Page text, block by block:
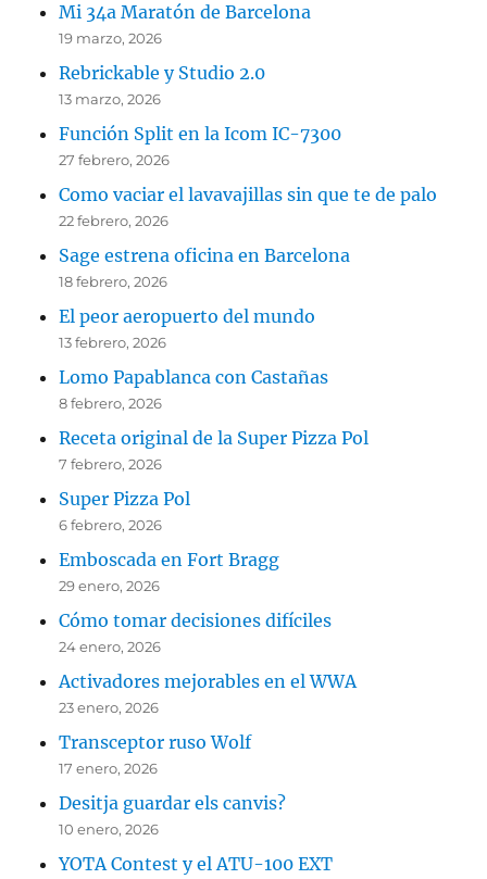
Mi 34a Maratón de Barcelona
19 marzo, 2026
Rebrickable y Studio 2.0
13 marzo, 2026
Función Split en la Icom IC-7300
27 febrero, 2026
Como vaciar el lavavajillas sin que te de palo
22 febrero, 2026
Sage estrena oficina en Barcelona
18 febrero, 2026
El peor aeropuerto del mundo
13 febrero, 2026
Lomo Papablanca con Castañas
8 febrero, 2026
Receta original de la Super Pizza Pol
7 febrero, 2026
Super Pizza Pol
6 febrero, 2026
Emboscada en Fort Bragg
29 enero, 2026
Cómo tomar decisiones difíciles
24 enero, 2026
Activadores mejorables en el WWA
23 enero, 2026
Transceptor ruso Wolf
17 enero, 2026
Desitja guardar els canvis?
10 enero, 2026
YOTA Contest y el ATU-100 EXT